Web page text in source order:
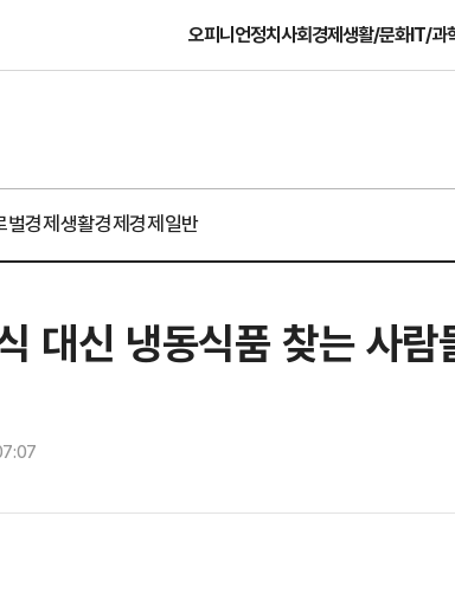
오피니언정치사회경제생활/문화IT/과
벌경제생활경제경제일반
대신 냉동식품 찾는 사람